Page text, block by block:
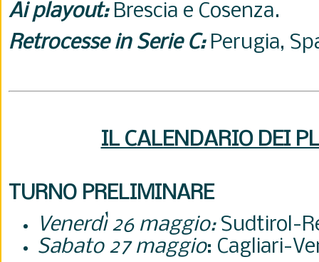
Ai playout:Brescia e Cosenza.
Retrocesse in Serie C:Perugia,
IL CALENDARIO DEI
TURNO PRELIMINARE
Venerdì 26 maggio:Sudtirol-
Sabato 27 maggio: Cagliari-